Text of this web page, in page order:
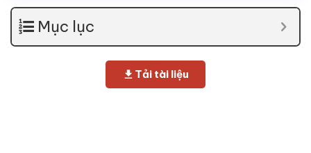
Mục lục
Tải tài liệu